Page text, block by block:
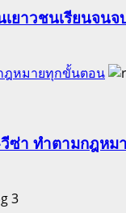
วชนเรียนจนจ
ฎหมายทุกขั้นตอน
วีซ่า ทำตามกฎห
3